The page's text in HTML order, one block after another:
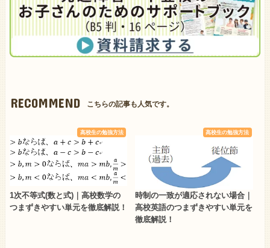
RECOMMEND こちらの記事も人気です。
高校生の勉強方法
1次不等式(数と式)｜高校数学の
つまずきやすい単元を徹底解説！
高校生の勉強方法
時制の一致が適応されない場合｜
高校英語のつまずきやすい単元を
徹底解説！